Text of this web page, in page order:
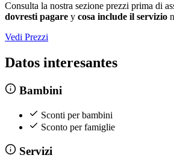
Consulta la nostra sezione prezzi prima di
dovresti pagare y cosa include il servizio
Vedi Prezzi
Datos interesantes
Bambini
Sconti per bambini
Sconto per famiglie
Servizi